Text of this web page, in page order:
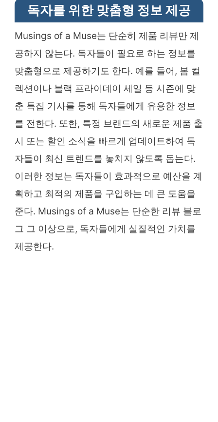
독자를 위한 맞춤형 정보 제공
Musings of a Muse는 단순히 제품 리뷰만 제
공하지 않는다. 독자들이 필요로 하는 정보를
맞춤형으로 제공하기도 한다. 예를 들어, 봄 컬
렉션이나 블랙 프라이데이 세일 등 시즌에 맞
춘 특집 기사를 통해 독자들에게 유용한 정보
를 전한다. 또한, 특정 브랜드의 새로운 제품 출
시 또는 할인 소식을 빠르게 업데이트하여 독
자들이 최신 트렌드를 놓치지 않도록 돕는다.
이러한 정보는 독자들이 효과적으로 예산을 계
획하고 최적의 제품을 구입하는 데 큰 도움을
준다. Musings of a Muse는 단순한 리뷰 블로
그 그 이상으로, 독자들에게 실질적인 가치를
제공한다.